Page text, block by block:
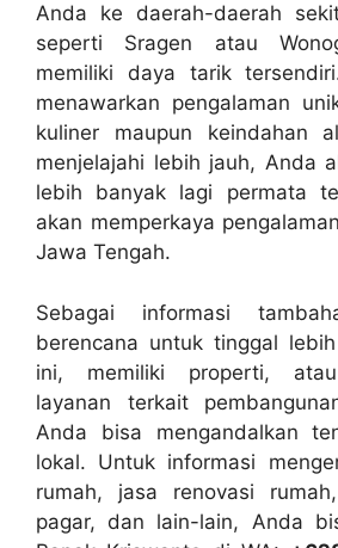
Anda ke daerah-daerah
seperti Sragen atau
memiliki daya tarik
menawarkan pengalaman
kuliner maupun keindahan
menjelajahi lebih jauh, Anda
lebih banyak lagi permata
akan memperkaya
Jawa Tengah.
Sebagai informasi
berencana untuk tinggal
ini, memiliki properti, atau
layanan terkait
Anda bisa mengandalkan
lokal. Untuk informasi
rumah, jasa renovasi
pagar, dan lain-lain, Anda